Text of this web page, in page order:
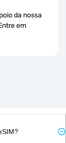
da nossa
em